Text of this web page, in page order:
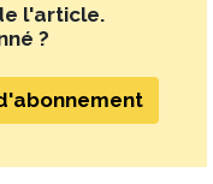
l'article.
?